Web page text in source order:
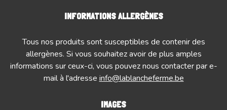
INFORMATIONS ALLERGÈNES
Tous nos produits sont susceptibles de contenir des
allergènes. Si vous souhaitez avoir de plus amples
informations sur ceux-ci, vous pouvez nous contacter par e-
mail à l'adresse info@lablancheferme.be
IMAGES